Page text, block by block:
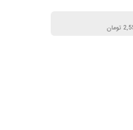
ماهیانه با پرداخت فقط 2,550,000 تومان